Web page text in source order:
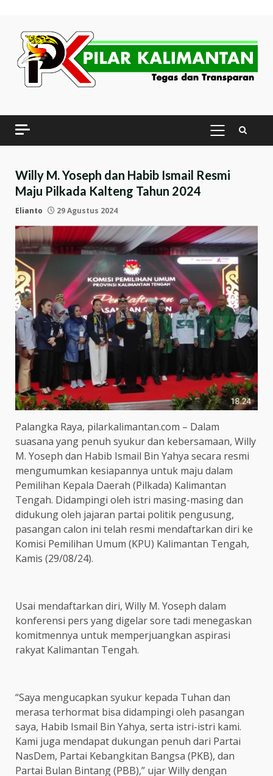
content
PRIMARY
MENU
Willy M. Yoseph dan Habib Ismail Resmi
Maju Pilkada Kalteng Tahun 2024
Elianto 29 Agustus 2024
Palangka Raya, pilarkalimantan.com – Dalam
suasana yang penuh syukur dan kebersamaan, Willy
M. Yoseph dan Habib Ismail Bin Yahya secara resmi
mengumumkan kesiapannya untuk maju dalam
Pemilihan Kepala Daerah (Pilkada) Kalimantan
Tengah. Didampingi oleh istri masing-masing dan
didukung oleh jajaran partai politik pengusung,
pasangan calon ini telah resmi mendaftarkan diri ke
Komisi Pemilihan Umum (KPU) Kalimantan Tengah,
Kamis (29/08/24).
Usai mendaftarkan diri, Willy M. Yoseph dalam
konferensi pers yang digelar sore tadi menegaskan
komitmennya untuk memperjuangkan aspirasi
rakyat Kalimantan Tengah.
“Saya mengucapkan syukur kepada Tuhan dan
merasa terhormat bisa didampingi oleh pasangan
saya, Habib Ismail Bin Yahya, serta istri-istri kami.
Kami juga mendapat dukungan penuh dari Partai
NasDem, Partai Kebangkitan Bangsa (PKB), dan
Partai Bulan Bintang (PBB),” ujar Willy dengan